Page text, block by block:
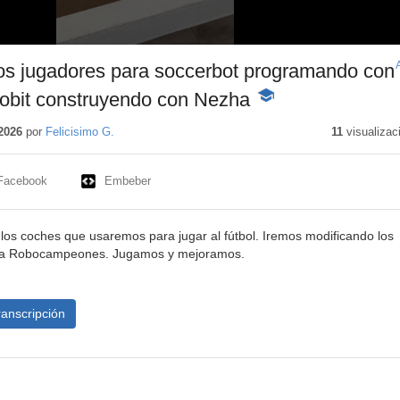
jugadores para soccerbot programando con
construyendo con Nezha -
por Felicisimo G. 11
Embeber
coches que usaremos para jugar al fútbol. Iremos modificando los
Robocampeones. Jugamos y mejoramos.